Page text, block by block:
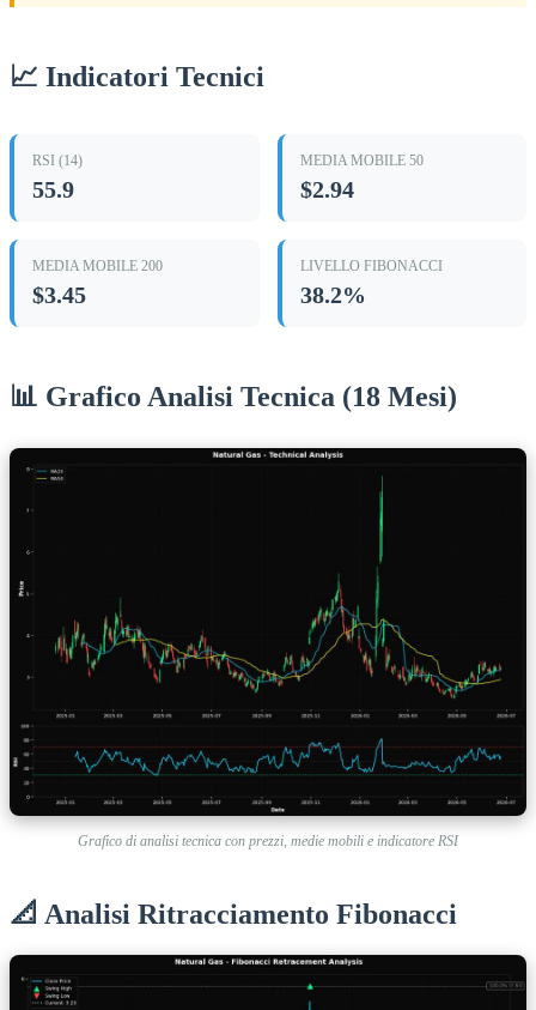
📈 Indicatori Tecnici
RSI (14)
55.9
MEDIA MOBILE 50
$2.94
MEDIA MOBILE 200
$3.45
LIVELLO FIBONACCI
38.2%
📊 Grafico Analisi Tecnica (18 Mesi)
Grafico di analisi tecnica con prezzi, medie mobili e indicatore RSI
📐 Analisi Ritracciamento Fibonacci